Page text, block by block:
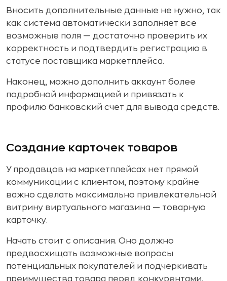
Вносить дополнительные данные не нужно, так
как система автоматически заполняет все
возможные поля — достаточно проверить их
корректность и подтвердить регистрацию в
статусе поставщика маркетплейса.
Наконец, можно дополнить аккаунт более
подробной информацией и привязать к
профилю банковский счет для вывода средств.
Создание карточек товаров
У продавцов на маркетплейсах нет прямой
коммуникации с клиентом, поэтому крайне
важно сделать максимально привлекательной
витрину виртуального магазина — товарную
карточку.
Начать стоит с описания. Оно должно
предвосхищать возможные вопросы
потенциальных покупателей и подчеркивать
преимущества товара перед конкурентами.